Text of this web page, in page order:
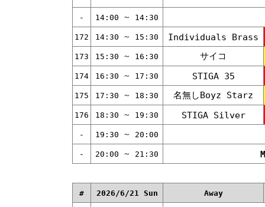
- 14:00 ～ 14:30
172 14:30 ～ 15:30 Individuals Brass
173 15:30 ～ 16:30 サイコ
174 16:30 ～ 17:30 STIGA 35
175 17:30 ～ 18:30 名無しBoyz Starz
176 18:30 ～ 19:30 STIGA Silver
- 19:30 ～ 20:00
- 20:00 ～ 21:30
# 2026/6/21 Sun Away